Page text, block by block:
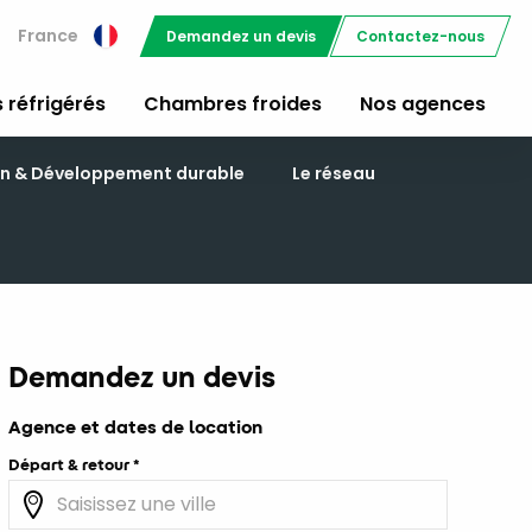
France Demandez un devis Contactez-nous
réfrigérés Chambres froides Nos agences
& Développement durable Le réseau
Demandez un devis
Agence et dates de location
Départ & retour